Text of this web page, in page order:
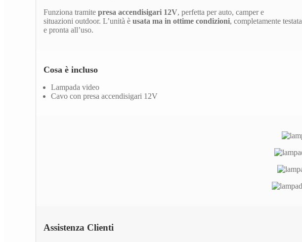
Funziona tramite presa accendisigari 12V, perfetta per auto, camper e
situazioni outdoor. L’unità è usata ma in ottime condizioni, completamente testata
e pronta all’uso.
Cosa è incluso
Lampada video
Cavo con presa accendisigari 12V
Assistenza Clienti